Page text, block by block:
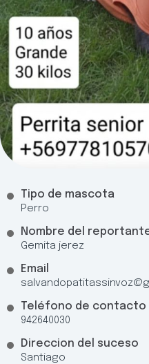
Tipo de mascota
Perro
Nombre del
Gemita jerez
Email
Teléfono de contacto
942640030
Direccion del suceso
Santiago